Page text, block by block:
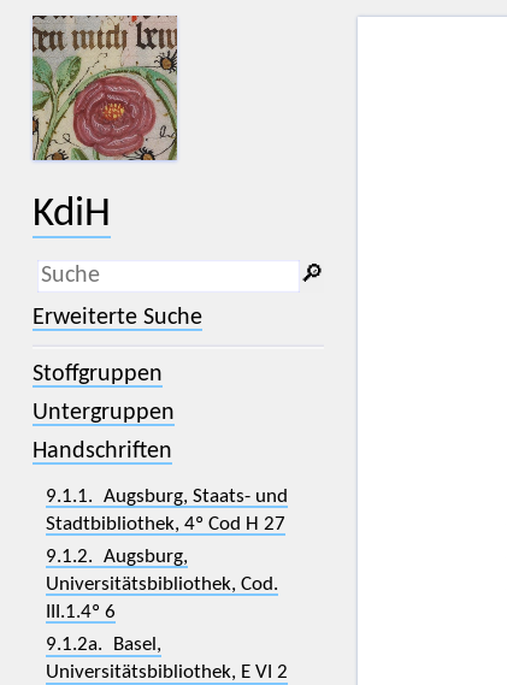
KdiH
_
(der Unterstrich) ist Platzhalter für
genau ein Zeichen.
% (das Prozentzeichen) ist Platzhalter
für kein, ein oder mehr als ein
🔎︎
Erweiterte Suche
Stoffgruppen
Untergruppen
Handschriften
9.1.1. Augsburg, Staats- und
Stadtbibliothek, 4º Cod H 27
9.1.2. Augsburg,
Universitätsbibliothek, Cod.
III.1.4º 6
9.1.2a. Basel,
Universitätsbibliothek, E VI 2